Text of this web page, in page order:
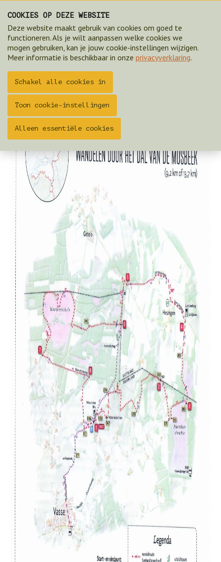
Artikel in Roots over Dal vd Mosbeek mei 2019
ZOEK & BOEK 2025
COOKIES OP DEZE WEBSITE
Deze website maakt gebruik van cookies om goed te
functioneren. Als je wilt aanpassen welke cookies we
mogen gebruiken, kan je jouw cookie-instellingen wijzigen.
Meer informatie is beschikbaar in onze privacyverklaring.
Schakel alle cookies in
Toon cookie-instellingen
Alleen essentiële cookies